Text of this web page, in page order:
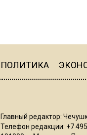
ПОЛИТИКА
Главный редактор:
Телефон редакции: +7